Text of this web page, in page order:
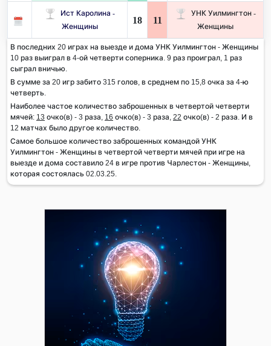
Ист Каролина -
Женщины
18 11
УНК Уилмингтон -
Женщины
В последних 20 играх на выезде и дома УНК Уилмингтон - Женщины
10 раз выиграл в 4-ой четверти соперника. 9 раз проиграл, 1 раз
сыграл вничью.
В сумме за 20 игр забито 315 голов, в среднем по 15,8 очка за 4-ю
четверть.
Наиболее частое количество заброшенных в четвертой четверти
мячей: 13 очко(в) - 3 раза, 16 очко(в) - 3 раза, 22 очко(в) - 2 раза. И в
12 матчах было другое количество.
Самое большое количество заброшенных командой УНК
Уилмингтон - Женщины в четвертой четверти мячей при игре на
выезде и дома составило 24 в игре против Чарлестон - Женщины,
которая состоялась 02.03.25.